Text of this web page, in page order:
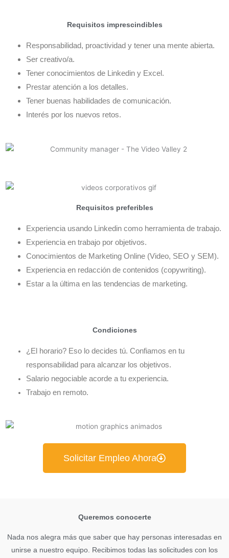
Requisitos imprescindibles
Responsabilidad, proactividad y tener una mente abierta.
Ser creativo/a.
Tener conocimientos de Linkedin y Excel.
Prestar atención a los detalles.
Tener buenas habilidades de comunicación.
Interés por los nuevos retos.
Requisitos preferibles
Experiencia usando Linkedin como herramienta de trabajo.
Experiencia en trabajo por objetivos.
Conocimientos de Marketing Online (Video, SEO y SEM).
Experiencia en redacción de contenidos (copywriting).
Estar a la última en las tendencias de marketing.
Condiciones
¿El horario? Eso lo decides tú. Confiamos en tu
responsabilidad para alcanzar los objetivos.
Salario negociable acorde a tu experiencia.
Trabajo en remoto.
Solicitar Empleo Ahora
Queremos conocerte
Nada nos alegra más que saber que hay personas interesadas en
unirse a nuestro equipo. Recibimos todas las solicitudes con los